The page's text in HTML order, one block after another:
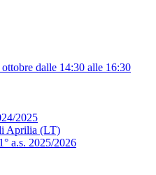
dalle 14:30 alle 16:30
2025
Aprilia (LT)
a.s. 2025/2026